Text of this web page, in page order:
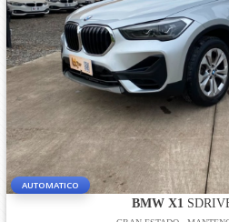
AUTOMATICO
BMW X1